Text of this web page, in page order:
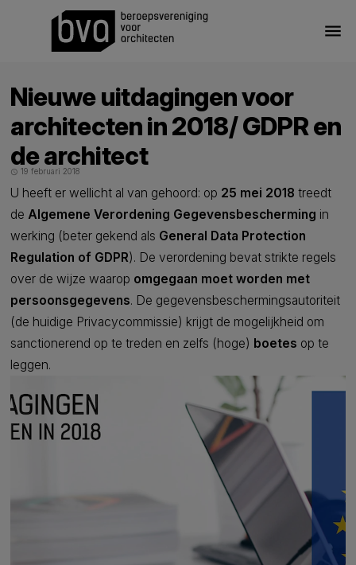
menu
Nieuwe uitdagingen voor
architecten in 2018/ GDPR en
de architect
schedule 19 februari 2018
U heeft er wellicht al van gehoord: op 25 mei 2018 treedt
de Algemene Verordening Gegevensbescherming in
werking (beter gekend als General Data Protection
Regulation of GDPR). De verordening bevat strikte regels
over de wijze waarop omgegaan moet worden met
persoonsgegevens. De gegevensbeschermingsautoriteit
(de huidige Privacycommissie) krijgt de mogelijkheid om
sanctionerend op te treden en zelfs (hoge) boetes op te
leggen.